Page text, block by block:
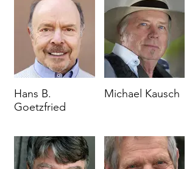
Hans B.
Goetzfried
Michael Kausch